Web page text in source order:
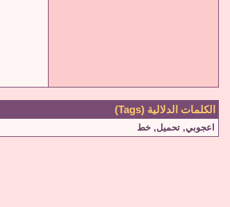
الكلمات الدلالية (Tags)
اعجوبي, تحميل, خط